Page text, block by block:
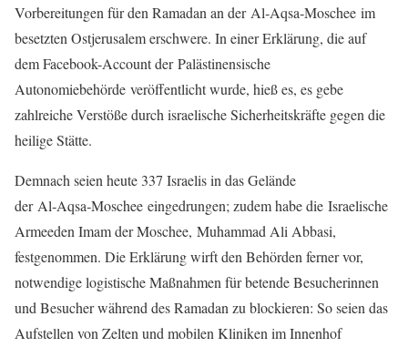
Vorbereitungen für den Ramadan an der Al‑Aqsa‑Moschee im
besetzten Ostjerusalem erschwere. In einer Erklärung, die auf
dem Facebook-Account der Palästinensische
Autonomiebehörde veröffentlicht wurde, hieß es, es gebe
zahlreiche Verstöße durch israelische Sicherheitskräfte gegen die
heilige Stätte.
Demnach seien heute 337 Israelis in das Gelände
der Al‑Aqsa‑Moschee eingedrungen; zudem habe die Israelische
Armeeden Imam der Moschee, Muhammad Ali Abbasi,
festgenommen. Die Erklärung wirft den Behörden ferner vor,
notwendige logistische Maßnahmen für betende Besucherinnen
und Besucher während des Ramadan zu blockieren: So seien das
Aufstellen von Zelten und mobilen Kliniken im Innenhof